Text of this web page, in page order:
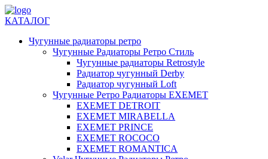
КАТАЛОГ
Чугунные радиаторы ретро
Чугунные Радиаторы Ретро Стиль
Чугунные радиаторы Retrostyle
Радиатор чугунный Derby
Радиатор чугунный Loft
Чугунные Ретро Радиаторы EXEMET
EXEMET DETROIT
EXEMET MIRABELLA
EXEMET PRINCE
EXEMET ROCOCO
EXEMET ROMANTICA